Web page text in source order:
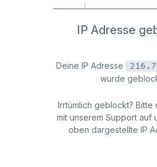
IP Adresse
Deine IP Adresse
wurde
Irrtümlich geblockt? Bitte
mit unserem Support auf
oben dargestellte IP